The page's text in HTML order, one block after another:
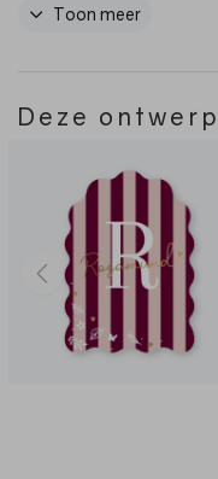
een gratis proefdruk
Toon meer
Deze